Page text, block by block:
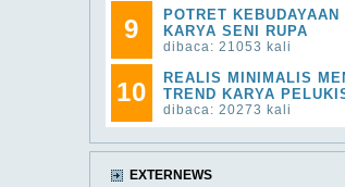
9
POTRET KEBUDAYAAN
KARYA SENI RUPA
dibaca: 21053 kali
10
REALIS MINIMALIS
TREND KARYA
dibaca: 20273 kali
EXTERNEWS